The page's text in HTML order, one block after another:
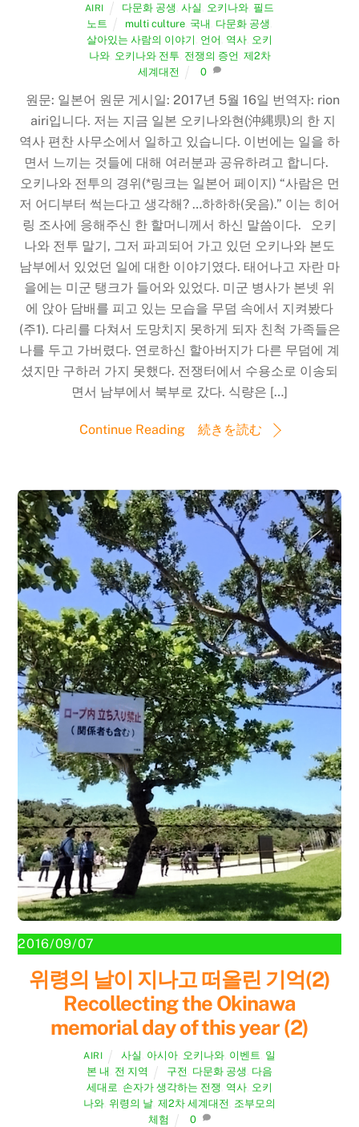
AIRI 다문화 공생 ,사실 오키나와 필드
노트
multi culture 국내 다문화 공생
살아있는 사람의 이야기 언어 역사 오키
나와, 오키나와 전투 전쟁의 증언 제2차
세계대전
0
원문: 일본어 원문 게시일: 2017년 5월 16일 번역자: rion
airi입니다. 저는 지금 일본 오키나와현(沖縄県)의 한 지
역사 편찬 사무소에서 일하고 있습니다. 이번에는 일을 하
면서 느끼는 것들에 대해 여러분과 공유하려고 합니다.
오키나와 전투의 경위(*링크는 일본어 페이지) “사람은 먼
저 어디부터 썩는다고 생각해? …하하하(웃음).” 이는 히어
링 조사에 응해주신 한 할머니께서 하신 말씀이다. 오키
나와 전투 말기, 그저 파괴되어 가고 있던 오키나와 본도
남부에서 있었던 일에 대한 이야기였다. 태어나고 자란 마
을에는 미군 탱크가 들어와 있었다. 미군 병사가 본넷 위
에 앉아 담배를 피고 있는 모습을 무덤 속에서 지켜봤다
(주1). 다리를 다쳐서 도망치지 못하게 되자 친척 가족들은
나를 두고 가버렸다. 연로하신 할아버지가 다른 무덤에 계
셨지만 구하러 가지 못했다. 전쟁터에서 수용소로 이송되
면서 남부에서 북부로 갔다. 식량은 […]
Continue Reading 続きを読む
2016/09/07
위령의 날이 지나고 떠올린 기억(2)
Recollecting the Okinawa
memorial day of this year (2)
AIRI 사실 아시아, 오키나와, 이벤트 일
본 내 전 지역 구전 다문화 공생 다음
세대로 손자가 생각하는 전쟁 역사 오키
나와 위령의 날 제2차 세계대전 조부모의
체험
0